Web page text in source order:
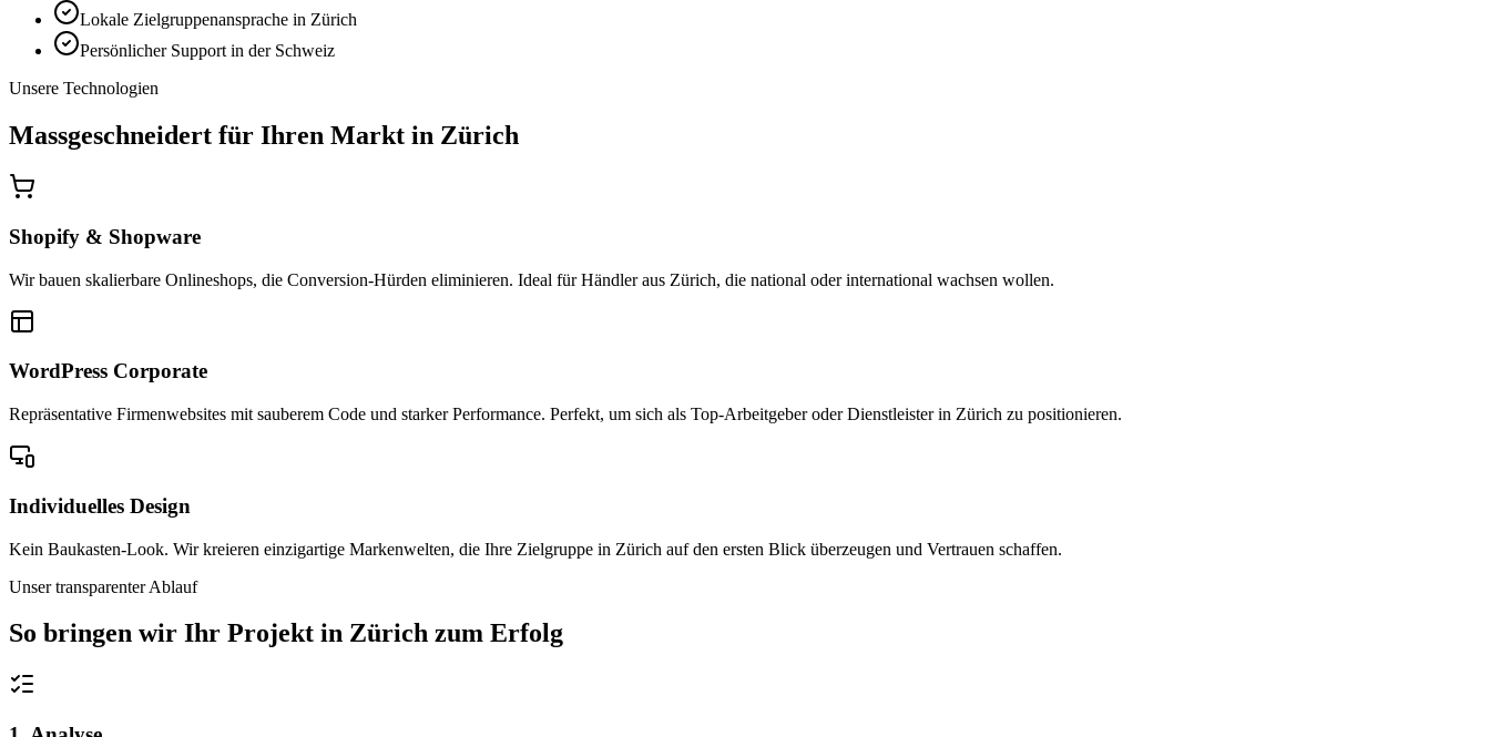
Lokale Zielgruppenansprache in Zürich
Persönlicher Support in der Schweiz
Unsere Technologien
Massgeschneidert für Ihren Markt in Zürich
Shopify & Shopware
Wir bauen skalierbare Onlineshops, die Conversion-Hürden eliminieren. Ideal für Händler aus Zürich, die national oder international wachsen wollen.
WordPress Corporate
Repräsentative Firmenwebsites mit sauberem Code und starker Performance. Perfekt, um sich als Top-Arbeitgeber oder Dienstleister in Zürich zu positionieren.
Individuelles Design
Kein Baukasten-Look. Wir kreieren einzigartige Markenwelten, die Ihre Zielgruppe in Zürich auf den ersten Blick überzeugen und Vertrauen schaffen.
Unser transparenter Ablauf
So bringen wir Ihr Projekt in Zürich zum Erfolg